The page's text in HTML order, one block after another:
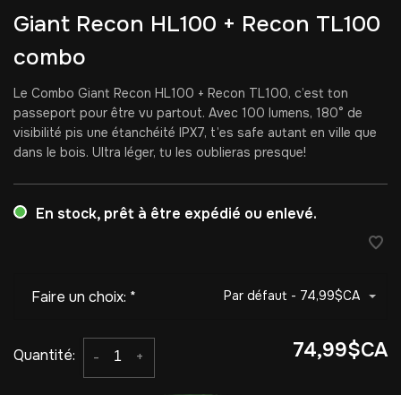
Giant Recon HL100 + Recon TL100
combo
Le Combo Giant Recon HL100 + Recon TL100, c’est ton
passeport pour être vu partout. Avec 100 lumens, 180° de
visibilité pis une étanchéité IPX7, t’es safe autant en ville que
dans le bois. Ultra léger, tu les oublieras presque!
En stock, prêt à être expédié ou enlevé.
Faire un choix: * Par défaut - 74,99$CA
Quantité: +
- 74,99$CA